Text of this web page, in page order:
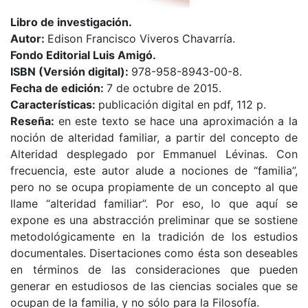
Libro de investigación.
Autor: Edison Francisco Viveros Chavarría.
Fondo Editorial Luis Amigó.
ISBN (Versión digital): 978-958-8943-00-8.
Fecha de edición: 7 de octubre de 2015.
Características: publicación digital en pdf, 112 p.
Reseña: en este texto se hace una aproximación a la
noción de alteridad familiar, a partir del concepto de
Alteridad desplegado por Emmanuel Lévinas. Con
frecuencia, este autor alude a nociones de “familia”,
pero no se ocupa propiamente de un concepto al que
llame “alteridad familiar”. Por eso, lo que aquí se
expone es una abstracción preliminar que se sostiene
metodológicamente en la tradición de los estudios
documentales. Disertaciones como ésta son deseables
en términos de las consideraciones que pueden
generar en estudiosos de las ciencias sociales que se
ocupan de la familia, y no sólo para la Filosofía.